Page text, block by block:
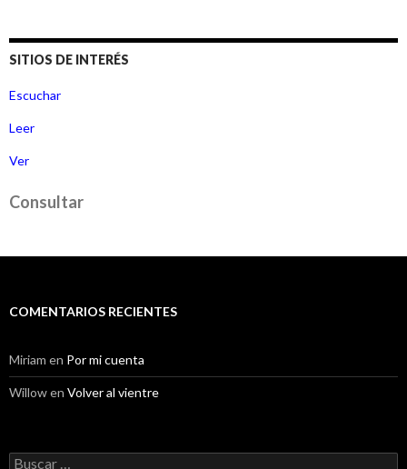
SITIOS DE INTERÉS
Escuchar
Leer
Ver
Consultar
COMENTARIOS RECIENTES
Miriam en Por mi cuenta
Willowen Volver al vientre
Buscar: